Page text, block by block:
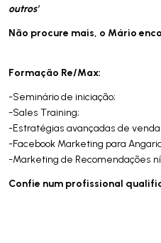
outros'
Não procure mais, o Mário
Formação Re/Max:
-Seminário de iniciação;
-Sales Training;
-Estratégias avançadas de venda
-Facebook Marketing para
-Marketing de Recomendações
Confie num profissional